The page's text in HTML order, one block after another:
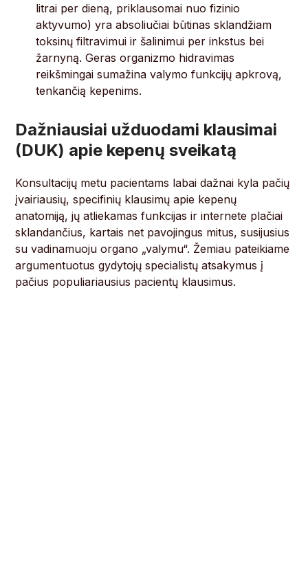
litrai per dieną, priklausomai nuo fizinio
aktyvumo) yra absoliučiai būtinas sklandžiam
toksinų filtravimui ir šalinimui per inkstus bei
žarnyną. Geras organizmo hidravimas
reikšmingai sumažina valymo funkcijų apkrovą,
tenkančią kepenims.
Dažniausiai užduodami klausimai
(DUK) apie kepenų sveikatą
Konsultacijų metu pacientams labai dažnai kyla pačių
įvairiausių, specifinių klausimų apie kepenų
anatomiją, jų atliekamas funkcijas ir internete plačiai
sklandančius, kartais net pavojingus mitus, susijusius
su vadinamuoju organo „valymu“. Žemiau pateikiame
argumentuotus gydytojų specialistų atsakymus į
pačius populiariausius pacientų klausimus.